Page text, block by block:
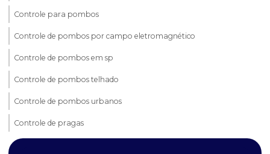
Controle para pombos
Controle de pombos por campo eletromagnético
Controle de pombos em sp
Controle de pombos telhado
Controle de pombos urbanos
Controle de pragas
Controle de pragas aranhas